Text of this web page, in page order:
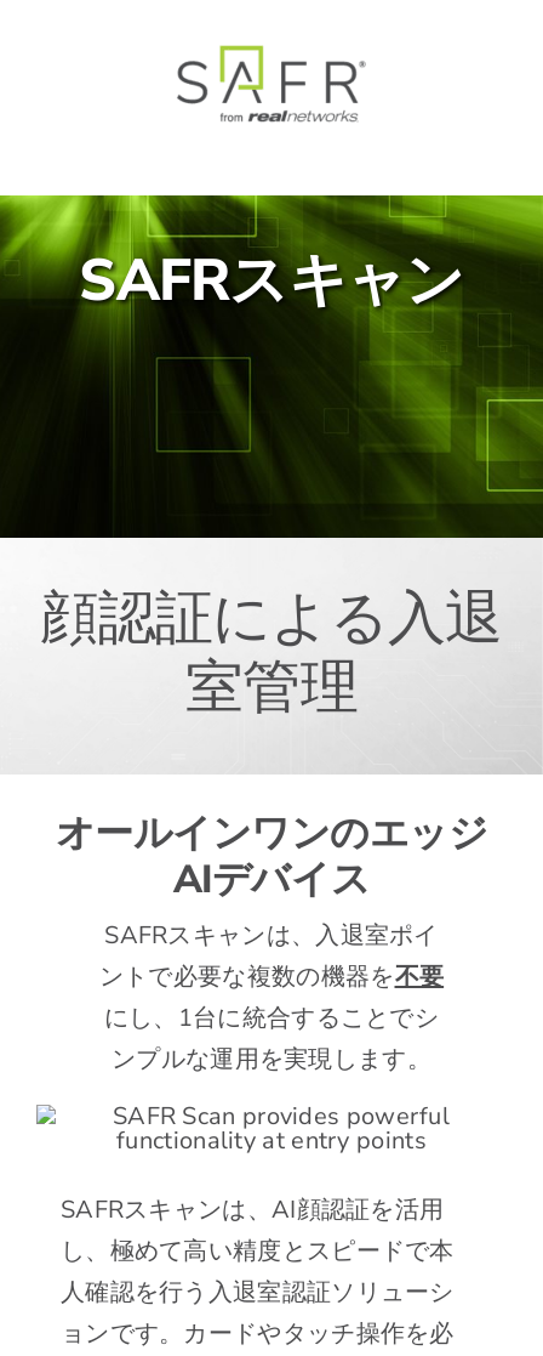
SAFRスキャン
顔認証による入退
室管理
オールインワンのエッジ
AIデバイス
SAFRスキャンは、入退室ポイ
ントで必要な複数の機器を不要
にし、1台に統合することでシ
ンプルな運用を実現します。
SAFRスキャンは、AI顔認証を活用
し、極めて高い精度とスピードで本
人確認を行う入退室認証ソリューシ
ョンです。カードやタッチ操作を必